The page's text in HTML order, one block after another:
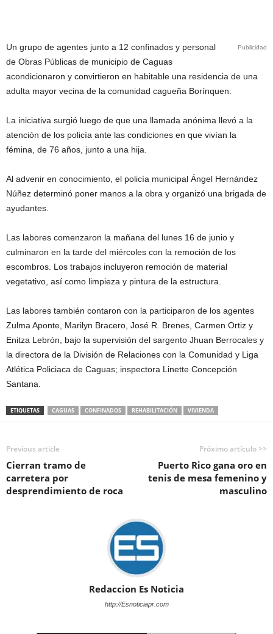
Publicidad
Un grupo de agentes junto a 12 confinados y personal
de Obras Públicas de municipio de Caguas
acondicionaron y convirtieron en habitable una residencia de una
adulta mayor vecina de la comunidad cagueña Borínquen.
La iniciativa surgió luego de que una llamada anónima llevó a la
atención de los policía ante las condiciones en que vivían la
fémina, de 76 años, junto a una hija.
Al advenir en conocimiento, el policía municipal Ángel Hernández
Núñez determinó poner manos a la obra y organizó una brigada de
ayudantes.
Las labores comenzaron la mañana del lunes 16 de junio y
culminaron en la tarde del miércoles con la remoción de los
escombros. Los trabajos incluyeron remoción de material
vegetativo, así como limpieza y pintura de la estructura.
Las labores también contaron con la participaron de los agentes
Zulma Aponte, Marilyn Bracero, José R. Brenes, Carmen Ortiz y
Enitza Lebrón, bajo la supervisión del sargento Jhuan Berrocales y
la directora de la División de Relaciones con la Comunidad y Liga
Atlética Policiaca de Caguas; inspectora Linette Concepción
Santana.
ETIQUETAS CAGUAS CONFINADOS REHABILITACIÓN VIVIENDA
Previous article
Cierran tramo de
carretera por
desprendimiento de roca
Próximo artículo >>
Puerto Rico gana oro en
tenis de mesa femenino y
masculino
Redaccion Es Noticia
http://Esnoticiapr.com